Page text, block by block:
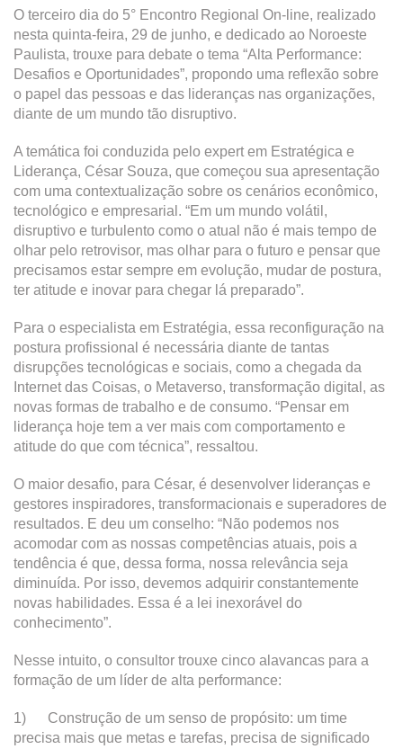
O terceiro dia do 5° Encontro Regional On-line, realizado
nesta quinta-feira, 29 de junho, e dedicado ao Noroeste
Paulista, trouxe para debate o tema “Alta Performance:
Desafios e Oportunidades”, propondo uma reflexão sobre
o papel das pessoas e das lideranças nas organizações,
diante de um mundo tão disruptivo.
A temática foi conduzida pelo expert em Estratégica e
Liderança, César Souza, que começou sua apresentação
com uma contextualização sobre os cenários econômico,
tecnológico e empresarial. “Em um mundo volátil,
disruptivo e turbulento como o atual não é mais tempo de
olhar pelo retrovisor, mas olhar para o futuro e pensar que
precisamos estar sempre em evolução, mudar de postura,
ter atitude e inovar para chegar lá preparado”.
Para o especialista em Estratégia, essa reconfiguração na
postura profissional é necessária diante de tantas
disrupções tecnológicas e sociais, como a chegada da
Internet das Coisas, o Metaverso, transformação digital, as
novas formas de trabalho e de consumo. “Pensar em
liderança hoje tem a ver mais com comportamento e
atitude do que com técnica”, ressaltou.
O maior desafio, para César, é desenvolver lideranças e
gestores inspiradores, transformacionais e superadores de
resultados. E deu um conselho: “Não podemos nos
acomodar com as nossas competências atuais, pois a
tendência é que, dessa forma, nossa relevância seja
diminuída. Por isso, devemos adquirir constantemente
novas habilidades. Essa é a lei inexorável do
conhecimento”.
Nesse intuito, o consultor trouxe cinco alavancas para a
formação de um líder de alta performance:
1) Construção de um senso de propósito: um time
precisa mais que metas e tarefas, precisa de significado